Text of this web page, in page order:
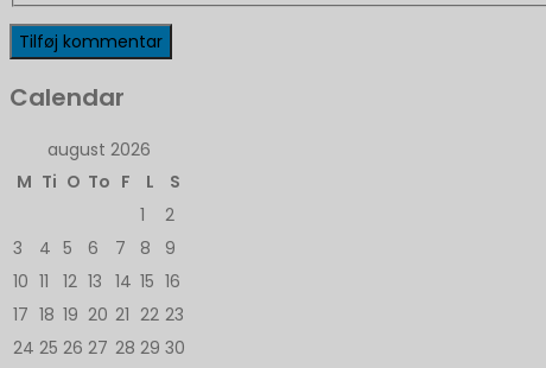
Calendar
august 2026
M Ti O To F L
S
1
2
3
4 5 6 7 8
9
10 11 12 13 14 15 16
17 18 19 20 21 22 23
24 25 26 27 28 29 30